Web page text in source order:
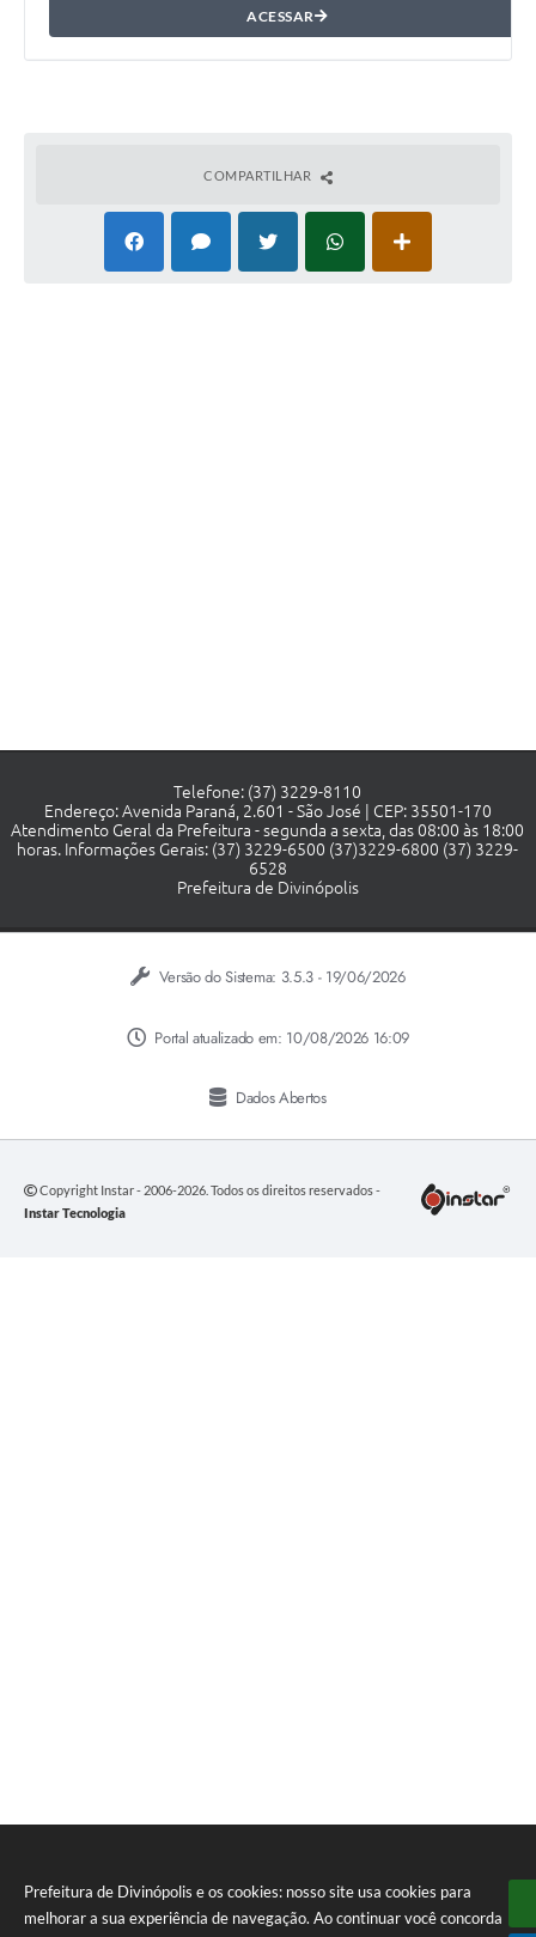
Prefeitura de Divinópolis e os cookies: nosso site usa cookies para
melhorar a sua experiência de navegação. Ao continuar você concorda
ACESSAR
COMPARTILHAR
Telefone: (37) 3229-8110
Endereço: Avenida Paraná, 2.601 - São José | CEP: 35501-170
Atendimento Geral da Prefeitura - segunda a sexta, das 08:00 às 18:00
horas. Informações Gerais: (37) 3229-6500 (37)3229-6800 (37) 3229-
6528
Prefeitura de Divinópolis
Versão do Sistema: 3.5.3 - 19/06/2026
Portal atualizado em: 10/08/2026 16:09
Dados Abertos
Copyright Instar - 2006-2026. Todos os direitos reservados -
Instar Tecnologia